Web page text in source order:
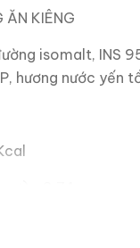
ĂN KIÊNG
isomalt, INS
hương nước yến